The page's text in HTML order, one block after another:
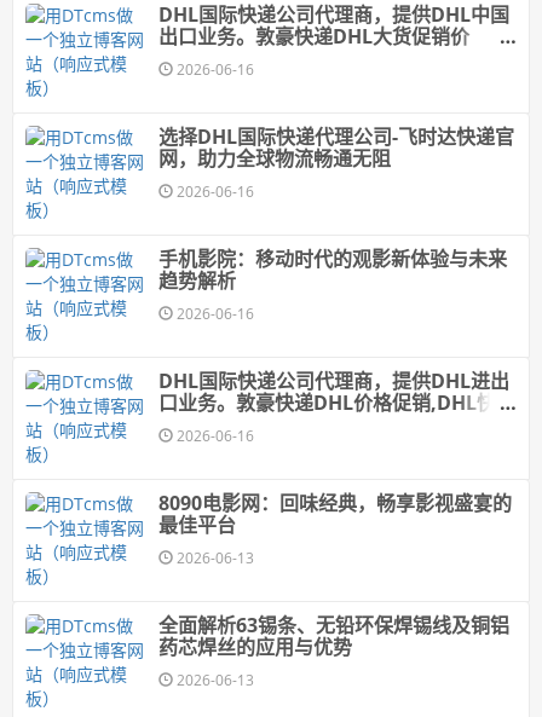
DHL国际快递公司代理商，提供DHL中国
出口业务。敦豪快递DHL大货促销价
格,DHL快递价格,DHL国际快递价格
2026-06-16
选择DHL国际快递代理公司-飞时达快递官
网，助力全球物流畅通无阻
2026-06-16
手机影院：移动时代的观影新体验与未来
趋势解析
2026-06-16
DHL国际快递公司代理商，提供DHL进出
口业务。敦豪快递DHL价格促销,DHL快递
价格,DHL国际快递价格
2026-06-16
8090电影网：回味经典，畅享影视盛宴的
最佳平台
2026-06-13
全面解析63锡条、无铅环保焊锡线及铜铝
药芯焊丝的应用与优势
2026-06-13